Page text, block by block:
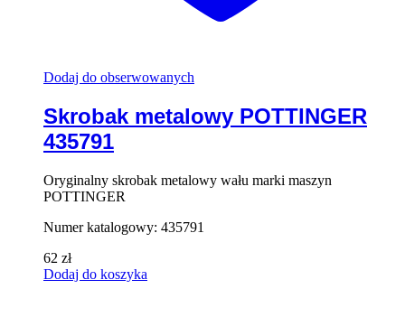
Dodaj do obserwowanych
Skrobak metalowy POTTINGER
435791
Oryginalny skrobak metalowy wału marki maszyn
POTTINGER
Numer katalogowy: 435791
62 zł
Dodaj do koszyka